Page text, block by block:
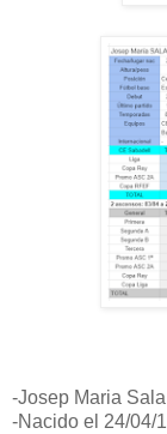
-Josep Maria
-Nacido el 24/04/